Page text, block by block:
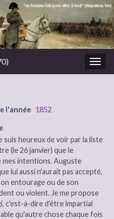
l'année 1852
heureux de voir par la liste
(le 26 janvier) que le
mes intentions. Auguste
lui aussi n'aurait pas accepté,
entourage ou de son
ou violent. Je me propose
c'est-à-dire d'être impartial
qu'autre chose chaque fois